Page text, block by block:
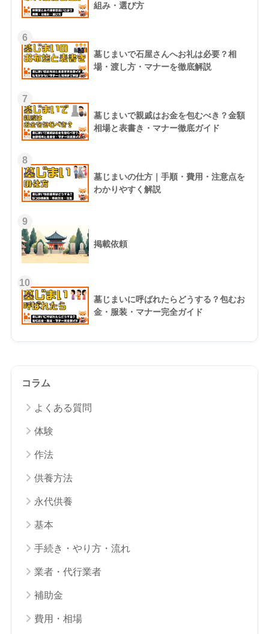
組み・選び方
6
墓じまいで石屋さんへお礼は必要？相
場・渡し方・マナーを徹底解説
7
墓じまいで親戚はお金を包むべき？金額
相場と表書き・マナー徹底ガイド
8
墓じまいの仕方｜手順・費用・注意点を
わかりやすく解説
9
掲載依頼
10
墓じまいに呼ばれたらどうする？包むお
金・服装・マナー完全ガイド
コラム
よくある質問
体験
作法
供養方法
永代供養
基本
手続き・やり方・流れ
業者・代行業者
補助金
費用・相場